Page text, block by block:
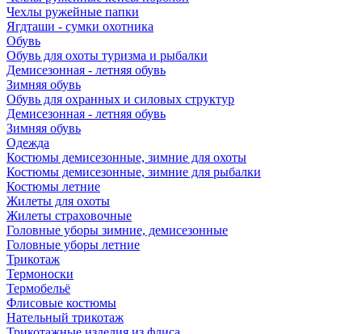
Чехлы ружейные папки
Ягдташи - сумки охотника
Обувь
Обувь для охоты туризма и рыбалки
Демисезонная - летняя обувь
Зимняя обувь
Обувь для охранных и силовых структур
Демисезонная - летняя обувь
Зимняя обувь
Одежда
Костюмы демисезонные, зимние для охоты
Костюмы демисезонные, зимние для рыбалки
Костюмы летние
Жилеты для охоты
Жилеты страховочные
Головные уборы зимние, демисезонные
Головные уборы летние
Трикотаж
Термоноски
Термобельё
Флисовые костюмы
Нательный трикотаж